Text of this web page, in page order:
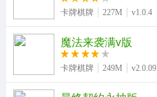
卡牌棋牌 227M v1.0.4
魔法来袭满v版
卡牌棋牌 249M v2.0.09